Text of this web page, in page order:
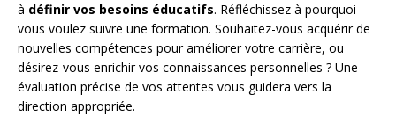
à définir vos besoins éducatifs. Réfléchissez à pourquoi
vous voulez suivre une formation. Souhaitez-vous acquérir de
nouvelles compétences pour améliorer votre carrière, ou
désirez-vous enrichir vos connaissances personnelles ? Une
évaluation précise de vos attentes vous guidera vers la
direction appropriée.